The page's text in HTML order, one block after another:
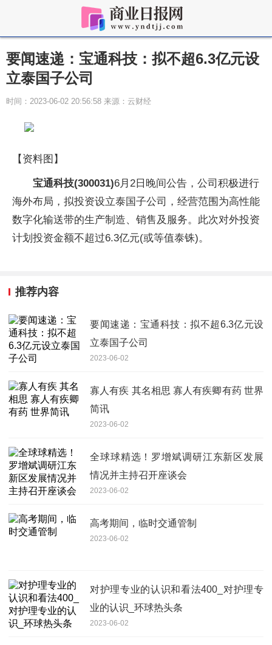
要闻速递：宝通科技：拟不超6.3亿元设
立泰国子公司
时间：2023-06-02 20:56:58 来源：云财经
【资料图】
宝通科技(300031)6月2日晚间公告，公司积极进行
海外布局，拟投资设立泰国子公司，经营范围为高性能
数字化输送带的生产制造、销售及服务。此次对外投资
计划投资金额不超过6.3亿元(或等值泰铢)。
推荐内容
要闻速递：宝通科技：拟不超6.3亿元设
立泰国子公司
2023-06-02
寡人有疾 其名相思 寡人有疾卿有药 世界
简讯
2023-06-02
全球球精选！罗增斌调研江东新区发展
情况并主持召开座谈会
2023-06-02
高考期间，临时交通管制
2023-06-02
对护理专业的认识和看法400_对护理专
业的认识_环球热头条
2023-06-02